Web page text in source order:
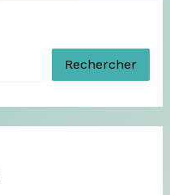
Rechercher